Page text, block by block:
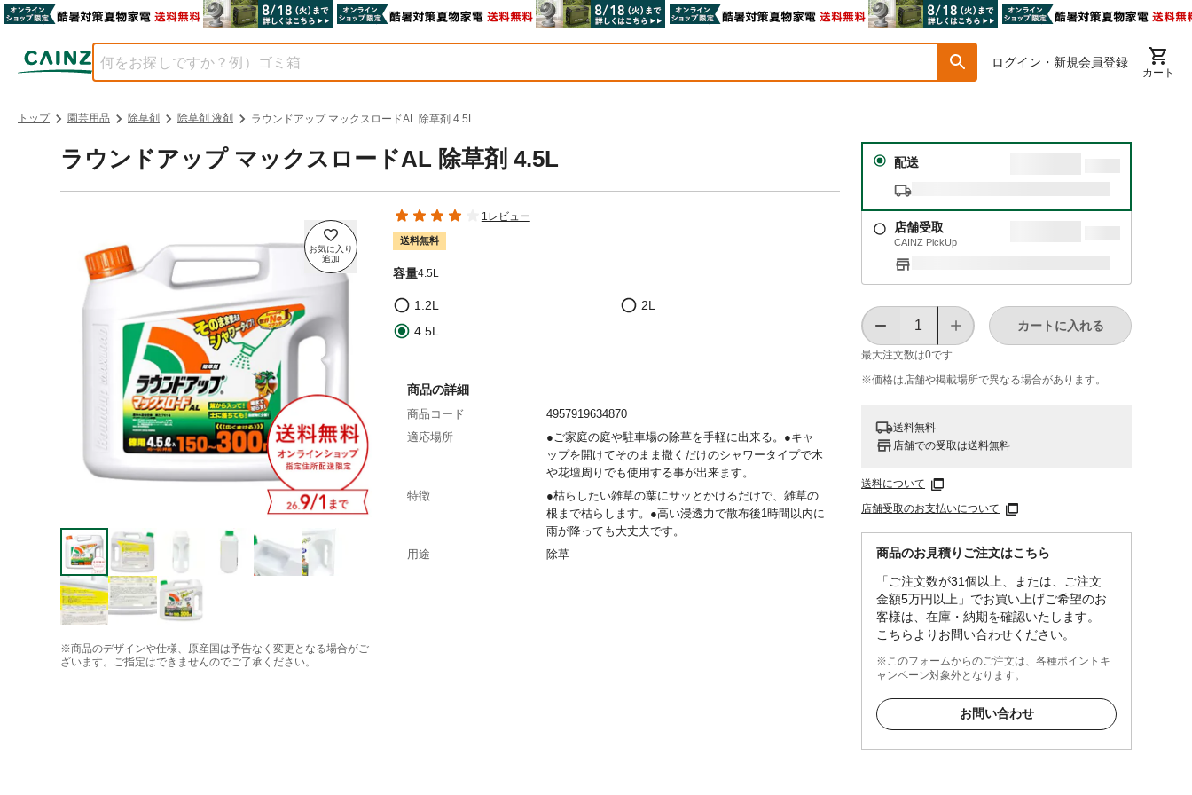
ログイン・新規会員登録
カート
トップ 園芸用品 除草剤 除草剤 液剤 ラウンドアップ マックスロードAL 除草剤 4.5L
ラウンドアップ マックスロードAL 除草剤 4.5L
※商品のデザインや仕様、原産国は予告なく変更となる場合がご
ざいます。ご指定はできませんのでご了承ください。
1レビュー
送料無料
容量4.5L
1.2L
2L
4.5L
配送
店舗受取
CAINZ PickUp
最大注文数は0です
カートに入れる
※価格は​店舗や​掲載場所で​異なる​場合が​あります。
送料無料
店舗での受取は送料無料
送料について
店舗受取のお支払いについて
商品のお見積りご注文はこちら
「ご注文数が31個以上、または、ご注文
金額5万円以上」でお買い上げご希望のお
客様は、在庫・納期を確認いたします。
こちらよりお問い合わせください。
※このフォームからのご注文は、各種ポイントキ
ャンペーン対象外となります。
お問い合わせ
商品の詳細
商品コード
4957919634870
適応場所
●ご家庭の庭や駐車場の除草を手軽に出来る。●キャ
ップを開けてそのまま撒くだけのシャワータイプで木
や花壇周りでも使用する事が出来ます。
特徴
●枯らしたい雑草の葉にサッとかけるだけで、雑草の
根まで枯らします。●高い浸透力で散布後1時間以内に
雨が降っても大丈夫です。
用途
除草